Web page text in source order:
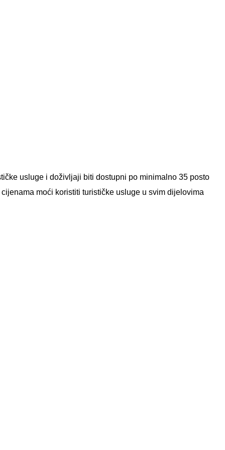
usluge i doživljaji biti dostupni po minimalno 35 posto
moći koristiti turističke usluge u svim dijelovima